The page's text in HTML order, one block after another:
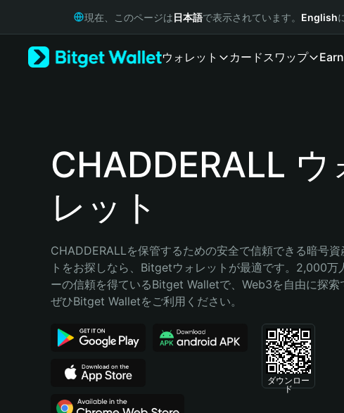
Русский
Português (Portugal)
Bahasa Indonesia
Português (Brasil)
Español (Argentina)
現在、このページは日本語で表示されています。 English
ウォレット カードスワップ Earn
CHADDERALL ウ
レット
CHADDERALLを保管するための安全で信頼できる暗号資
トをお探しなら、Bitgetウォレットが最適です。2,000万
ーの信頼を得ているBitget Walletで、Web3を自由に探索
ぜひBitget Walletをご利用ください。
ダウンロー
ド